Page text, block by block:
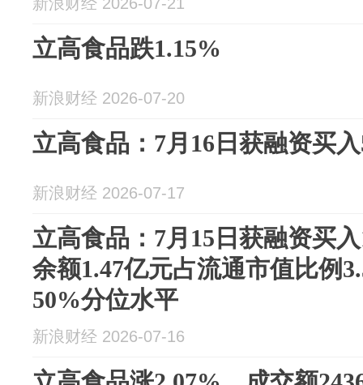
立高食品跌1.15%
新浪财经 2026-07-20
立高食品：7月16日获融资买
新浪财经 2026-07-17
立高食品：7月15日获融资买
余额1.47亿元占流通市值比例
50%分位水平
新浪财经 2026-07-16